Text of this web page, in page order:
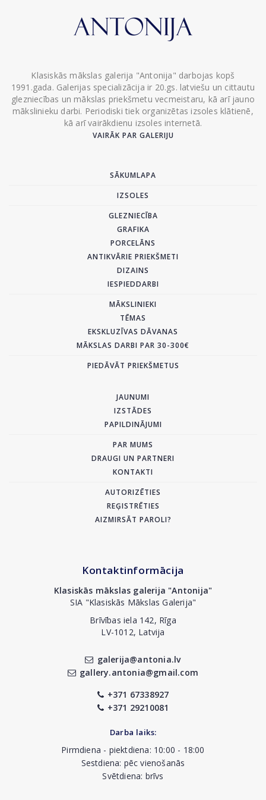
Klasiskās mākslas galerija "Antonija" darbojas kopš
1991.gada. Galerijas specializācija ir 20.gs. latviešu un cittautu
glezniecības un mākslas priekšmetu vecmeistaru, kā arī jauno
mākslinieku darbi. Periodiski tiek organizētas izsoles klātienē,
kā arī vairākdienu izsoles internetā.
VAIRĀK PAR GALERIJU
SĀKUMLAPA
IZSOLES
GLEZNIECĪBA
GRAFIKA
PORCELĀNS
ANTIKVĀRIE PRIEKŠMETI
DIZAINS
IESPIEDDARBI
MĀKSLINIEKI
TĒMAS
EKSKLUZĪVAS DĀVANAS
MĀKSLAS DARBI PAR 30-300€
PIEDĀVĀT PRIEKŠMETUS
JAUNUMI
IZSTĀDES
PAPILDINĀJUMI
PAR MUMS
DRAUGI UN PARTNERI
KONTAKTI
AUTORIZĒTIES
REĢISTRĒTIES
AIZMIRSĀT PAROLI?
Kontaktinformācija
Klasiskās mākslas galerija "Antonija"
SIA "Klasiskās Mākslas Galerija"
Brīvības iela 142, Rīga
LV-1012, Latvija
galerija@antonia.lv
gallery.antonia@gmail.com
+371 67338927
+371 29210081
Darba laiks:
Pirmdiena - piektdiena: 10:00 - 18:00
Sestdiena: pēc vienošanās
Svētdiena: brīvs